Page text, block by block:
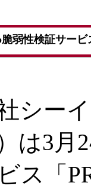
脆弱性検証サー
シー
は3月
ス「